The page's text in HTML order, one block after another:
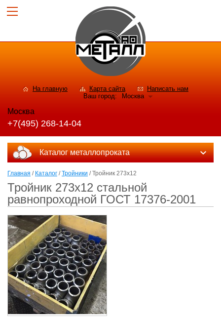
На главную Карта сайта
Написать нам
Ваш город:
Москва
Москва
+7(495) 268-14-04
Каталог металлопроката
Главная / Каталог /Тройники / Тройник 273х12
Тройник 273х12 стальной
равнопроходной ГОСТ 17376-2001